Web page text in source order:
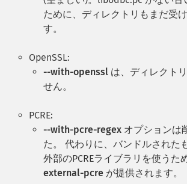
ために、ディレクトリもまだ受
す。
OpenSSL:
--with-openssl は、ディレクト
せん。
PCRE:
--with-pcre-regex オプションは
た。 代わりに、バンドルされた
外部のPCREライブラリを使うた
external-pcre が提供されます。